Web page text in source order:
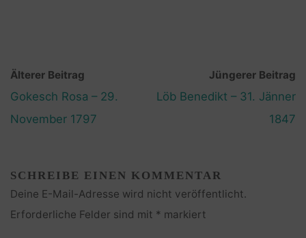
Älterer Beitrag
Gokesch Rosa – 29.
November 1797
Jüngerer Beitrag
Löb Benedikt – 31. Jänner
1847
SCHREIBE EINEN KOMMENTAR
Deine E-Mail-Adresse wird nicht veröffentlicht.
Erforderliche Felder sind mit * markiert